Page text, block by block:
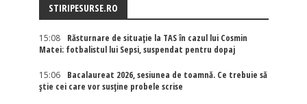
STIRIPESURSE.RO
15:08
Răsturnare de situație la TAS în cazul lui Cosmin
Matei: fotbalistul lui Sepsi, suspendat pentru dopaj
15:06
Bacalaureat 2026, sesiunea de toamnă. Ce trebuie să
știe cei care vor susține probele scrise